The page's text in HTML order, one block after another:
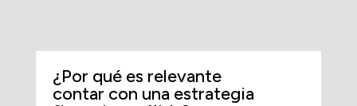
¿Por qué es relevante
contar con una estrategia